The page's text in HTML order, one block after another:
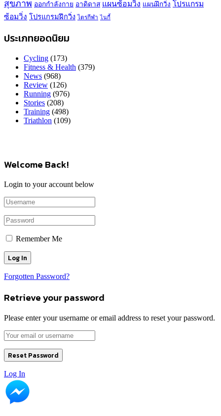
สุขภาพ ออกกำลังกาย อาดิดาส แผนซ้อมวิ่ง แผนฝึกวิ่ง โปรแกรม
ซ้อมวิ่ง โปรแกรมฝึกวิ่ง ไตรกีฬา ไนกี้
ประเภทยอดนิยม
Cycling (173)
Fitness & Health (379)
News (968)
Review (126)
Running (976)
Stories (208)
Training (498)
Triathlon (109)
Welcome Back!
Login to your account below
Remember Me
Forgotten Password?
Retrieve your password
Please enter your username or email address to reset your password.
Log In